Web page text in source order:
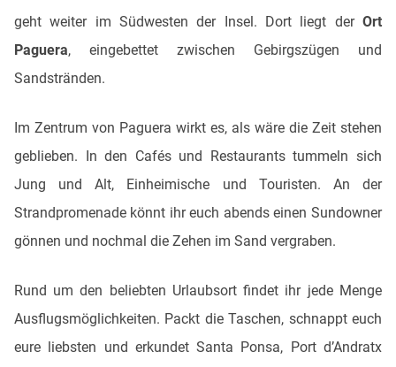
geht weiter im Südwesten der Insel. Dort liegt der Ort
Paguera, eingebettet zwischen Gebirgszügen und
Sandstränden.
Im Zentrum von Paguera wirkt es, als wäre die Zeit stehen
geblieben. In den Cafés und Restaurants tummeln sich
Jung und Alt, Einheimische und Touristen. An der
Strandpromenade könnt ihr euch abends einen Sundowner
gönnen und nochmal die Zehen im Sand vergraben.
Rund um den beliebten Urlaubsort findet ihr jede Menge
Ausflugsmöglichkeiten. Packt die Taschen, schnappt euch
eure liebsten und erkundet Santa Ponsa, Port d’Andratx